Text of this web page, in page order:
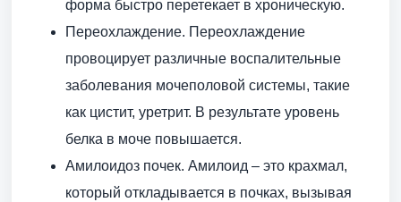
форма быстро перетекает в хроническую.
Переохлаждение. Переохлаждение
провоцирует различные воспалительные
заболевания мочеполовой системы, такие
как цистит, уретрит. В результате уровень
белка в моче повышается.
Амилоидоз почек. Амилоид – это крахмал,
который откладывается в почках, вызывая